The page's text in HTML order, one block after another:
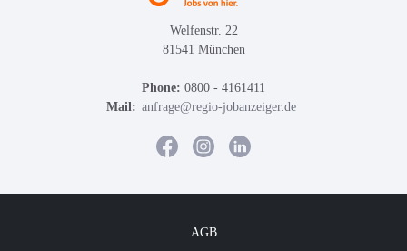
Welfenstr. 22
81541 München
Phone: 0800 - 4161411
Mail: anfrage@regio-jobanzeiger.de
AGB